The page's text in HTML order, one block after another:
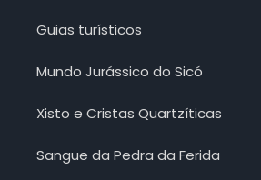
Guias turísticos
Mundo Jurássico do Sicó
Xisto e Cristas Quartzíticas
Sangue da Pedra da Ferida